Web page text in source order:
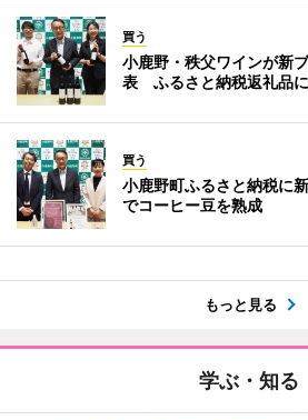
買う
小鹿野・秩父ワインが新
表 ふるさと納税返礼品
買う
小鹿野町ふるさと納税に
でコーヒー豆を熟成
もっと見る
学ぶ・知る